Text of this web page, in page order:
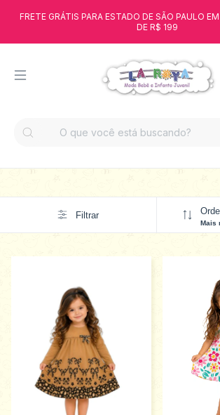
FRETE GRÁTIS PARA ESTADO DE SÃO PAULO
DE R$ 199
Filtrar
Mais